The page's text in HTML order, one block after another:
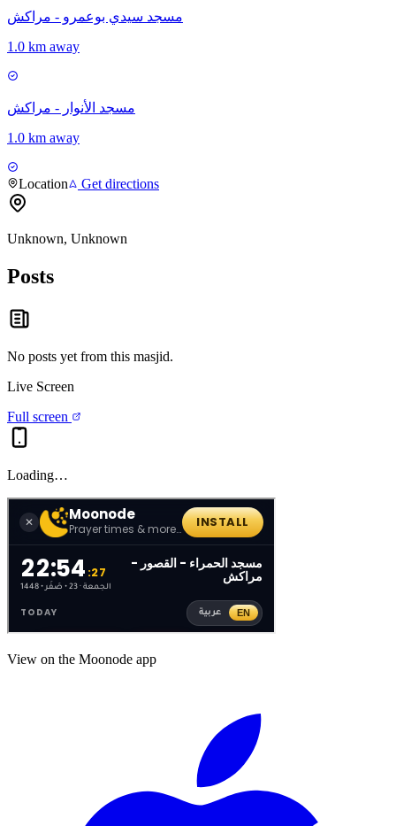
مسجد سيدي بوعمرو - مراكش
1.0 km away
مسجد الأنوار - مراكش
1.0 km away
Location Get directions
Unknown, Unknown
Posts
No posts yet from this masjid.
Live Screen
Full screen
Loading…
View on the Moonode app